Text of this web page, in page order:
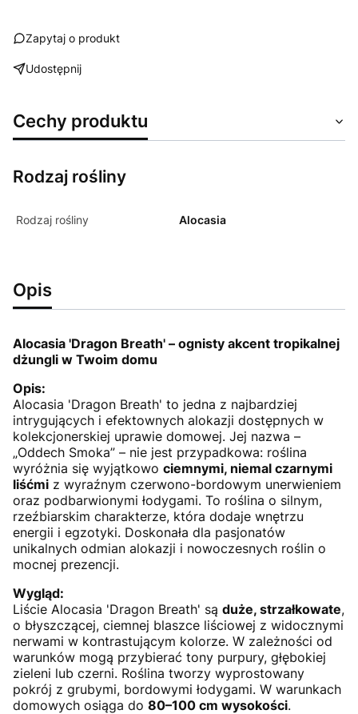
Zapytaj o produkt
Udostępnij
Cechy produktu
Rodzaj rośliny
Rodzaj rośliny Alocasia
Opis
Alocasia 'Dragon Breath' – ognisty akcent tropikalnej
dżungli w Twoim domu
Opis:
Alocasia 'Dragon Breath' to jedna z najbardziej
intrygujących i efektownych alokazji dostępnych w
kolekcjonerskiej uprawie domowej. Jej nazwa –
„Oddech Smoka” – nie jest przypadkowa: roślina
wyróżnia się wyjątkowo ciemnymi, niemal czarnymi
liśćmi z wyraźnym czerwono-bordowym unerwieniem
oraz podbarwionymi łodygami. To roślina o silnym,
rzeźbiarskim charakterze, która dodaje wnętrzu
energii i egzotyki. Doskonała dla pasjonatów
unikalnych odmian alokazji i nowoczesnych roślin o
mocnej prezencji.
Wygląd:
Liście Alocasia 'Dragon Breath' są duże, strzałkowate,
o błyszczącej, ciemnej blaszce liściowej z widocznymi
nerwami w kontrastującym kolorze. W zależności od
warunków mogą przybierać tony purpury, głębokiej
zieleni lub czerni. Roślina tworzy wyprostowany
pokrój z grubymi, bordowymi łodygami. W warunkach
domowych osiąga do 80–100 cm wysokości.